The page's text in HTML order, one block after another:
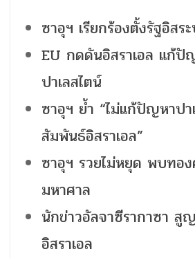
ซาอุฯ เรียกร้องตั้งรัฐอิสร
EU กดดันอิสราเอล แก้ปั
ปาเลสไตน์
ซาอุฯ ย้ำ “ไม่แก้ปัญหาปา
สัมพันธ์อิสราเอล”
ซาอุฯ รวยไม่หยุด พบทอง
มหาศาล
นักข่าวอัลจาซีรากาซา สู
อิสราเอล